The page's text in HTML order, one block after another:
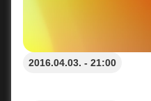
2016.04.03. - 21:00